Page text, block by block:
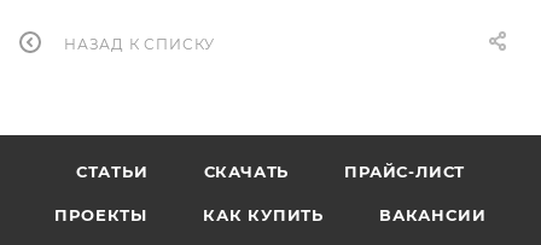
НАЗАД К СПИСКУ
СТАТЬИ СКАЧАТЬ ПРАЙС-ЛИСТ
ПРОЕКТЫ КАК КУПИТЬ ВАКАНСИИ